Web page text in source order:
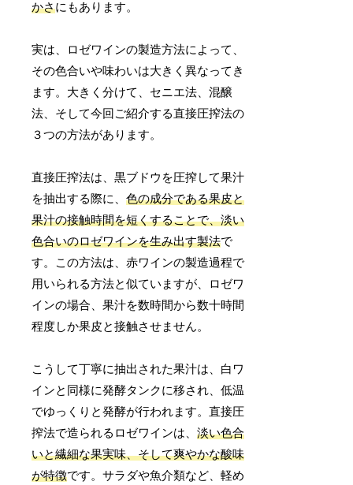
かさにもあります。
実は、ロゼワインの製造方法によって、
その色合いや味わいは大きく異なってき
ます。大きく分けて、セニエ法、混醸
法、そして今回ご紹介する直接圧搾法の
３つの方法があります。
直接圧搾法は、黒ブドウを圧搾して果汁
を抽出する際に、色の成分である果皮と
果汁の接触時間を短くすることで、淡い
色合いのロゼワインを生み出す製法で
す。この方法は、赤ワインの製造過程で
用いられる方法と似ていますが、ロゼワ
インの場合、果汁を数時間から数十時間
程度しか果皮と接触させません。
こうして丁寧に抽出された果汁は、白ワ
インと同様に発酵タンクに移され、低温
でゆっくりと発酵が行われます。直接圧
搾法で造られるロゼワインは、淡い色合
いと繊細な果実味、そして爽やかな酸味
が特徴です。サラダや魚介類など、軽め